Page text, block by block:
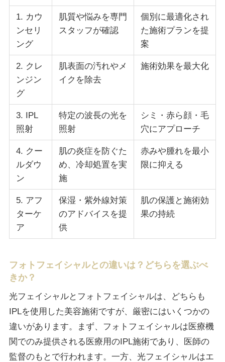
1. カウ
ンセリ
ング
肌質や悩みを専門
スタッフが確認
個別に最適化され
た施術プランを提
案
2. クレ
ンジン
グ
肌表面の汚れやメ
イクを除去
施術効果を最大化
3. IPL
照射
特定の波長の光を
照射
シミ・赤ら顔・毛
穴にアプローチ
4. クー
ルダウ
ン
肌の炎症を防ぐた
め、冷却処置を実
施
赤みや腫れを最小
限に抑える
5. アフ
ターケ
ア
保湿・紫外線対策
のアドバイスを提
供
肌の保護と施術効
果の持続
フォトフェイシャルとの違いは？どちらを選ぶべ
きか？
光フェイシャルとフォトフェイシャルは、どちらも
IPLを使用した美容施術ですが、厳密にはいくつかの
違いがあります。まず、フォトフェイシャルは医療機
関でのみ提供される医療用のIPL施術であり、医師の
監督のもとで行われます。一方、光フェイシャルはエ